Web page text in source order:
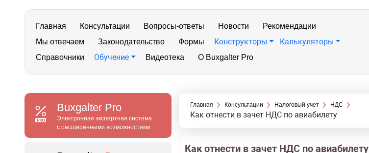
Главная Консультации Вопросы-ответы Новости
Рекомендации
Мы отвечаем
Законодательство Формы Конструкторы Калькуляторы
Справочники Обучение Видеотека О Buxgalter Pro
Buxgalter Pro
Электронная экспертная система
с расширенными возможностями
Главная Консультации Налоговый учет НДС
Как отнести в зачет НДС по авиабилету
Как отнести в зачет НДС по авиабилету